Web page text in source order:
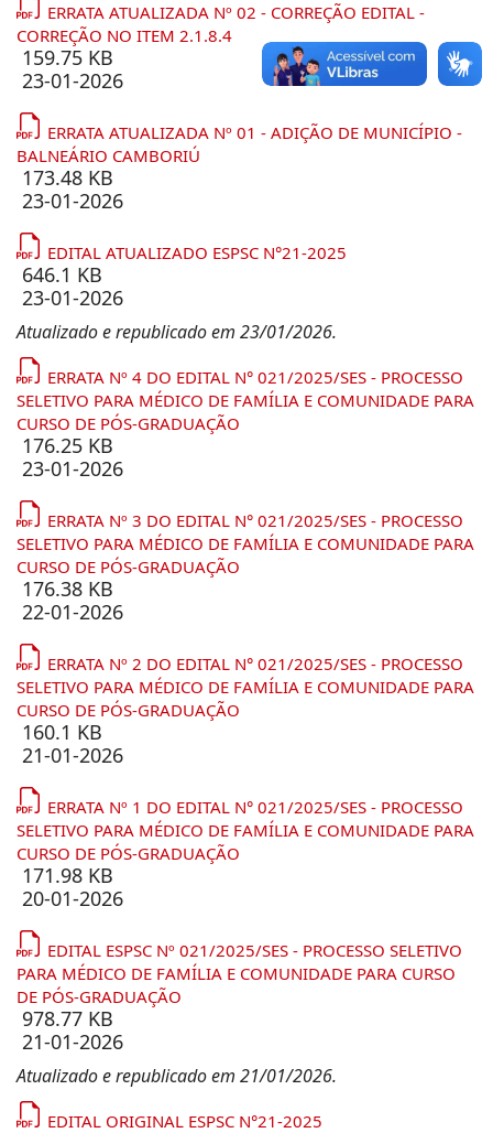
ERRATA ATUALIZADA Nº 02 - CORREÇÃO EDITAL -
CORREÇÃO NO ITEM 2.1.8.4
159.75 KB
23-01-2026
ERRATA ATUALIZADA Nº 01 - ADIÇÃO DE MUNICÍPIO -
BALNEÁRIO CAMBORIÚ
173.48 KB
23-01-2026
EDITAL ATUALIZADO ESPSC N°21-2025
646.1 KB
23-01-2026
Atualizado e republicado em 23/01/2026.
ERRATA Nº 4 DO EDITAL N° 021/2025/SES - PROCESSO
SELETIVO PARA MÉDICO DE FAMÍLIA E COMUNIDADE PARA
CURSO DE PÓS-GRADUAÇÃO
176.25 KB
23-01-2026
ERRATA Nº 3 DO EDITAL N° 021/2025/SES - PROCESSO
SELETIVO PARA MÉDICO DE FAMÍLIA E COMUNIDADE PARA
CURSO DE PÓS-GRADUAÇÃO
176.38 KB
22-01-2026
ERRATA Nº 2 DO EDITAL N° 021/2025/SES - PROCESSO
SELETIVO PARA MÉDICO DE FAMÍLIA E COMUNIDADE PARA
CURSO DE PÓS-GRADUAÇÃO
160.1 KB
21-01-2026
ERRATA Nº 1 DO EDITAL N° 021/2025/SES - PROCESSO
SELETIVO PARA MÉDICO DE FAMÍLIA E COMUNIDADE PARA
CURSO DE PÓS-GRADUAÇÃO
171.98 KB
20-01-2026
EDITAL ESPSC Nº 021/2025/SES - PROCESSO SELETIVO
PARA MÉDICO DE FAMÍLIA E COMUNIDADE PARA CURSO
DE PÓS-GRADUAÇÃO
978.77 KB
21-01-2026
Atualizado e republicado em 21/01/2026.
EDITAL ORIGINAL ESPSC N°21-2025